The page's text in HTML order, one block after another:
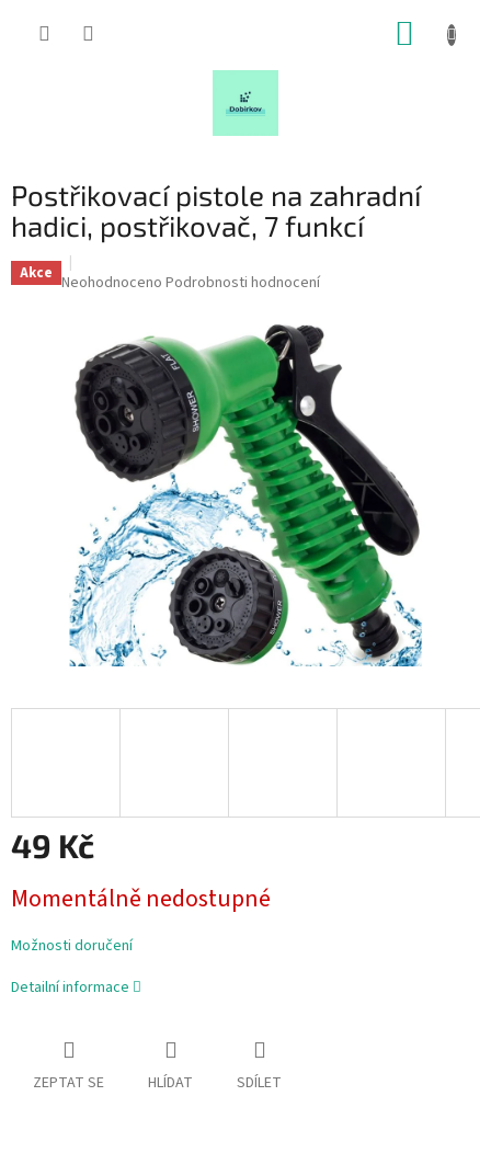
Postřikovací pistole na zahradní
hadici, postřikovač, 7 funkcí
Akce Průměrné
0,0
hvězdiček.
Neohodnoceno Podrobnosti hodnocení
49 Kč
cena:
Momentálně nedostupné
Možnosti doručení
Detailní informace
ZEPTAT SE HLÍDAT SDÍLET